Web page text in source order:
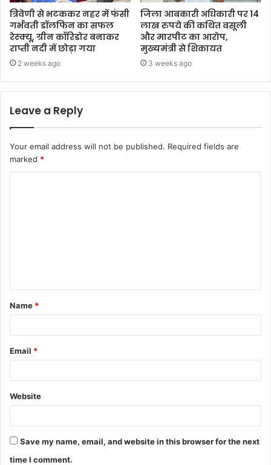
त्रिवेणी से भटककर नहर में फंसी
गर्भवती डॉलफिन का सफल
रेस्क्यू, ग्रीन कॉरिडोर बनाकर
राप्ती नदी में छोड़ा गया
2 weeks ago
जिला आबकारी अधिकारी पर 14
लाख रुपये की कथित वसूली
और मारपीट का आरोप,
मुख्यमंत्री से शिकायत
3 weeks ago
Leave a Reply
Your email address will not be published. Required fields are
marked *
Name *
Email *
Website
Save my name, email, and website in this browser for the next
time I comment.